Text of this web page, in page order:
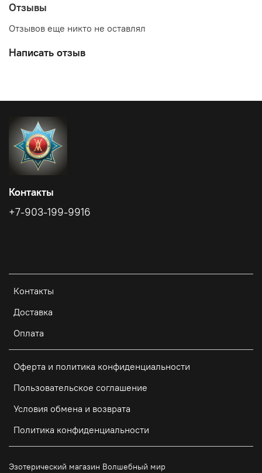
Область применения: отдельно и в составе обрядов.
Отзывы
Отзывов еще никто не оставлял
Написать отзыв
Контакты
Доставка
Оплата
Оферта и политика конфиденциальности
Пользовательское соглашение
Условия обмена и возврата
Политика конфиденциальности
Контакты
+7-903-199-9916
Эзотерический магазин Волшебный мир